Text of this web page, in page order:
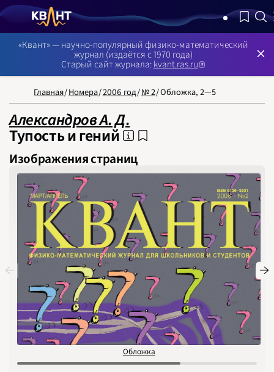
НОМЕРА СТАТЬИ ЗАДАЧИ УКАЗАТЕЛИ РУБРИКАТОРЫ
1971
1972
1973
1974
1976
1977
1978
1981
1982
1983
1984
1985
1986
1987
1988
1989
1990
1991
1992
1993
1994
1995
1996
1997
1998
1999
2000
2001
2002
NB: Сортировка результатов — по релевантности, поиск в
«Квант» — научно-популярный физико-математический
журнал (издаётся с 1970 года)
Старый сайт журнала: kvant.ras.ru
Главная/Номера/2006 год/№ 2/Обложка, 2—5
Александров А. Д.
Тупость и гений
Изображения страниц
Обложка